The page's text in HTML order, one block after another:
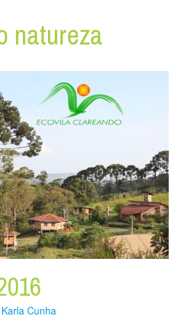
natureza
Karla Cunha